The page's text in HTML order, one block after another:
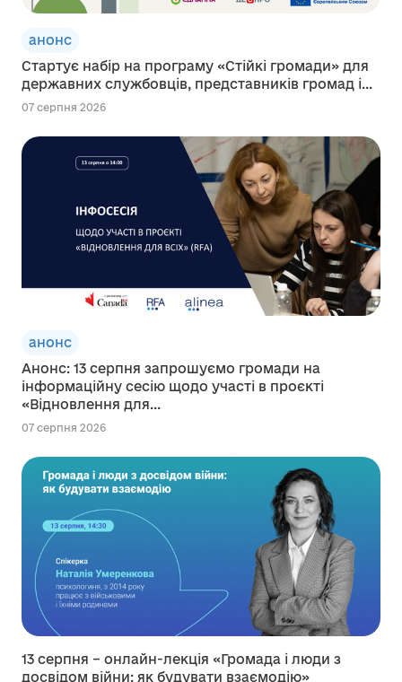
анонс
Стартує набір на програму «Стійкі громади» для
державних службовців, представників громад і...
07 серпня 2026
анонс
Анонс: 13 серпня запрошуємо громади на
інформаційну сесію щодо участі в проєкті
«Відновлення для...
07 серпня 2026
13 серпня – онлайн-лекція «Громада і люди з
досвідом війни: як будувати взаємодію»